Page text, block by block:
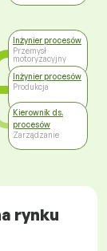
Inżynier procesów
Przemysł
motoryzacyjny
Inżynier procesów
Produkcja
Kierownik ds.
procesów
Zarządzanie
rynku